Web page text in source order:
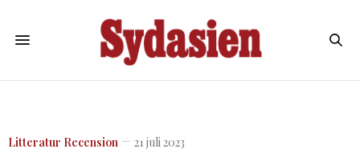
Litteratur Recension 21 juli 2023